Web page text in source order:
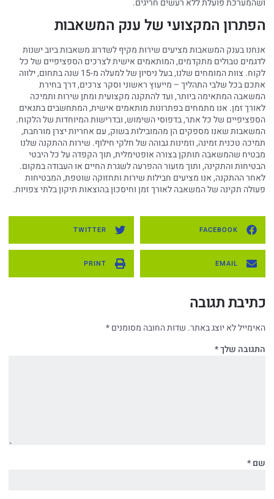
הפתרון המקצועי של ענק המשאבות
אנחנו בענק המשאבות מציעים שירות מקיף לשדרוג משאבות ביוב ישנות
לדגמים טבולים מתקדמים, המותאמים אישית לצרכים הספציפיים של כל
לקוח. צוות המומחים שלנו, בעל ניסיון של למעלה מ-15 שנה בתחום, ילווה
אתכם בכל שלבי התהליך – מייעוץ ראשוני וסקר צרכים, דרך בחירת
המשאבה המתאימה ביותר, ועד להתקנה מקצועית ומתן שירות ותמיכה
לאורך זמן. אנו מתמחים בפתרונות מותאמים אישית, המתחשבים בתנאים
הספציפיים של כל אתר, בדפוסי השימוש, ובדרישות המיוחדות של הלקוח.
המשאבות שאנו מספקים הן מהמובילות בשוק, עם אחריות יצרן מורחבת,
תמיכה טכנית זמינה, וזמינות גבוהה של חלקי חילוף. שירות ההתקנה שלנו
מבטיח שהמשאבה תותקן בצורה אופטימלית, תוך הקפדה על כל היבטי
הבטיחות והתקינה, ותוך מזעור ההפרעה לשגרת החיים או העבודה במקום.
לאחר ההתקנה, אנו מציעים חבילות שירות ותחזוקה שוטפת, המבטיחות
פעולה תקינה של המשאבה לאורך זמן וחיסכון בהוצאות תיקון בלתי צפויות.
FACEBOOK
TWITTER
EMAIL
PRINT
כתיבת תגובה
האימייל לא יוצג באתר. שדות החובה מסומנים*
התגובה שלך*
שם*